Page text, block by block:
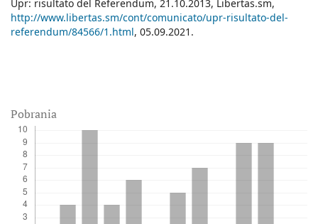
Pobrania
Upr: risultato del Referendum, 21.10.2013, Libertas.sm,
http://www.libertas.sm/cont/comunicato/upr-risultato-del-
referendum/84566/1.html, 05.09.2021.